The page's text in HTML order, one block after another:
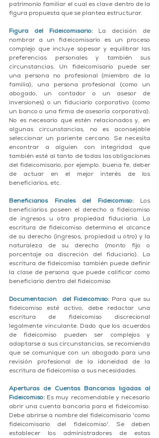
patrimonio familiar el cual es clave dentro de la
figura propuesta que se plantea estructurar.
Figura del Fideicomisario: La decisión de
nombrar a un fideicomisario es un proceso
complejo que incluye sopesar y equilibrar las
preferencias personales y también sus
circunstancias. Un fideicomisario puede ser
una persona no profesional (miembro de la
familia), una persona profesional (como un
abogado, un contador o un asesor de
inversiones) o un fiduciario corporativo (como
un banco o una firma de asesoría corporativa).
No es necesario que estén relacionados y, en
algunas circunstancias, no es aconsejable
seleccionar un pariente cercano. Se necesita
encontrar a alguien con integridad que
también esté al tanto de todas las obligaciones
del fideicomisario, por ejemplo. buena fe, deber
de actuar en el mejor interés de los
beneficiarios, etc.
Beneficiarios Finales del Fideicomiso: Los
beneficiarios poseen el derecho a fideicomiso
de ingresos u otra propiedad fiduciaria. La
escritura de fideicomiso determina el alcance
de su derecho (ingresos, propiedad u otro) y la
naturaleza de su derecho (monto fijo o
porcentaje oa discreción del fiduciario). La
escritura de fideicomiso también puede definir
la clase de persona que puede calificar como
beneficiario dentro del fideicomiso
Documentación  del Fideicomiso: Para que su
fideicomiso esté activo, debe redactar una
escritura de fideicomiso discrecional
legalmente vinculante. Dado que los acuerdos
de fideicomiso pueden ser complejos y
adaptarse a sus circunstancias, se recomienda
que se comunique con un abogado para una
revisión profesional de la idoneidad de la
escritura de fideicomiso a sus necesidades.
Aperturas de Cuentas Bancarias ligadas al
Fideicomiso: Es muy recomendable y necesario
abrir una cuenta bancaria para el fideicomiso.
Debe abrirse a nombre del fideicomisario 'como
fideicomisario del fideicomiso'. Se deben
establecer los administradores de estas